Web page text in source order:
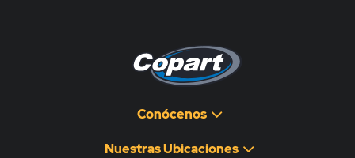
Conócenos
Nuestras Ubicaciones